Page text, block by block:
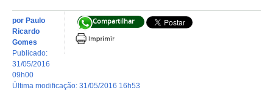
Compartilhar
por Paulo
Ricardo
Gomes
publicado:
31/05/2016
09h00
última modificação: 31/05/2016 16h53